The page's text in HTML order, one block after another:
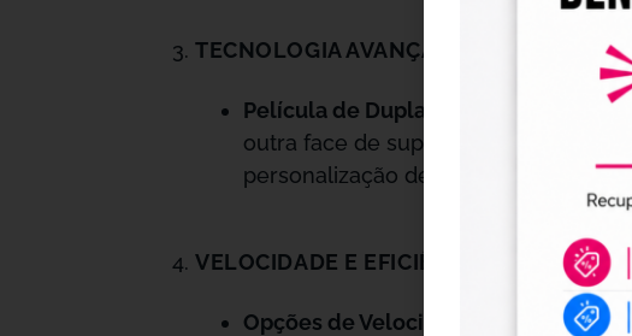
TECNOLOGIA AVANÇADA EM PELÍCULA
Película de Dupla Face:
A película
outra face de suporte (B). Esta
personalização de uma ampla gama
VELOCIDADE E EFICIÊNCIA
Opções de Velocidade:
Com